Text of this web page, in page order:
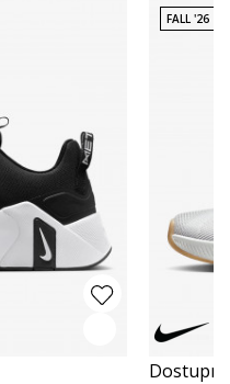
FALL '26